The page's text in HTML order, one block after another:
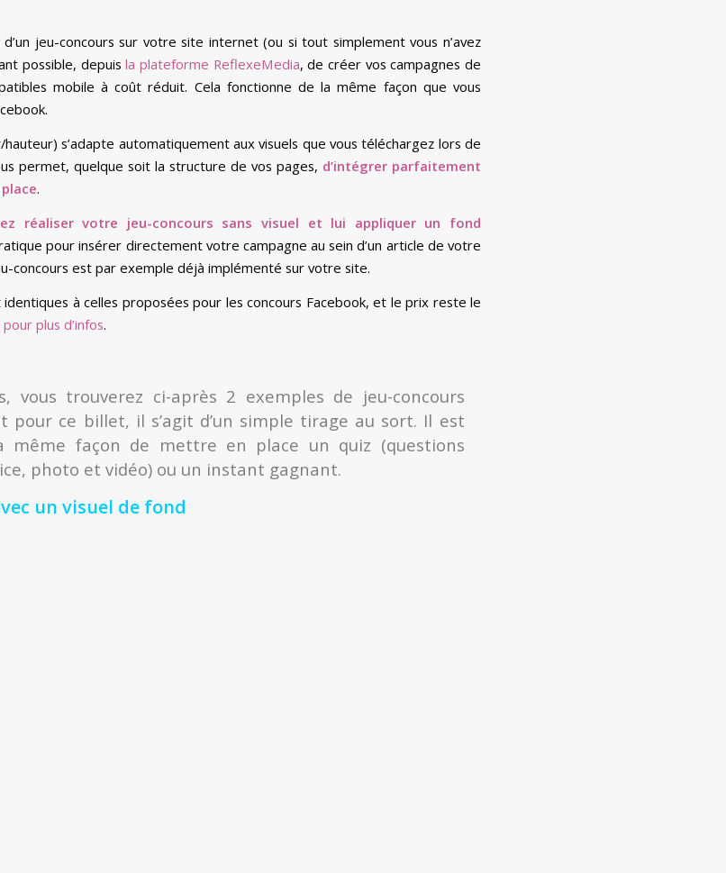
jeu-concours sur votre site internet (ou si tout simplement vous n’avez
possible, depuisla plateforme ReflexeMedia, de créer vos campagnes de
mobile à coût réduit. Cela fonctionne de la même façon que vous
s’adapte automatiquement aux visuels que vous téléchargez lors de
permet, quelque soit la structure de vos pages, d’intégrer parfaitement
.
réaliser votre jeu-concours sans visuel et lui appliquer un fond
pour insérer directement votre campagne au sein d’un article de votre
concours est par exemple déjà implémenté sur votre site.
à celles proposées pour les concours Facebook, et le prix reste le
plus d’infos.
vous trouverez ci-après 2 exemples de jeu-concours
pour ce billet, il s’agit d’un simple tirage au sort. Il est
façon de mettre en place un quiz (questions
photo et vidéo) ou un instant gagnant.
un visuel de fond